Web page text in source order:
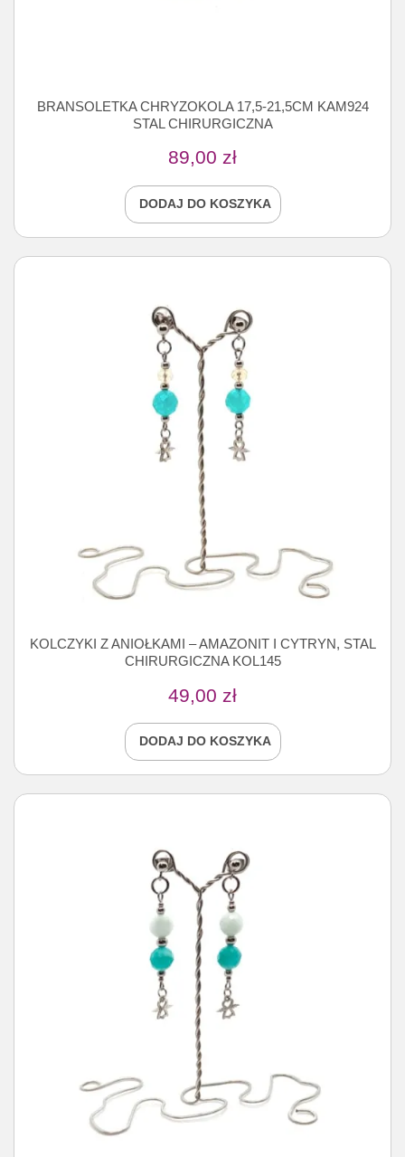
BRANSOLETKA CHRYZOKOLA 17,5-21,5CM KAM924
STAL CHIRURGICZNA
89,00 zł
DODAJ DO KOSZYKA
KOLCZYKI Z ANIOŁKAMI – AMAZONIT I CYTRYN, STAL
CHIRURGICZNA KOL145
49,00 zł
DODAJ DO KOSZYKA